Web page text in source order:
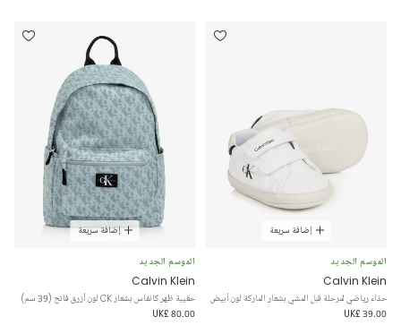
إضافة سريعة
الموسم الجديد
Calvin Klein
حذاء رياضي لمرحلة قبل المشي بشعار الماركة لون أبيض
UK£ 39.00
إضافة سريعة
الموسم الجديد
Calvin Klein
حقيبة ظهر كانفاس بشعار CK لون أزرق فاتح (39 سم)
UK£ 80.00